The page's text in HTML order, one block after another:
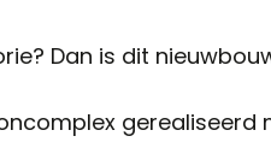
Dan is dit